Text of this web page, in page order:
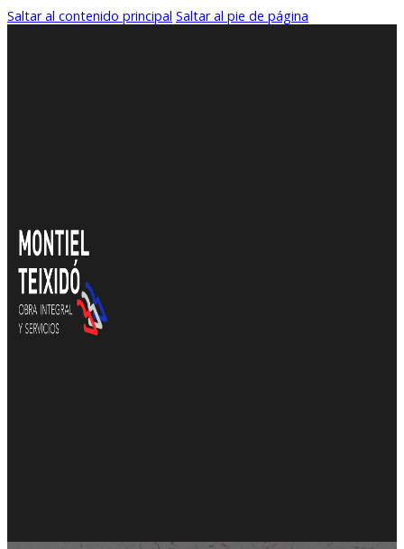
Saltar al contenido principal Saltar al pie de página